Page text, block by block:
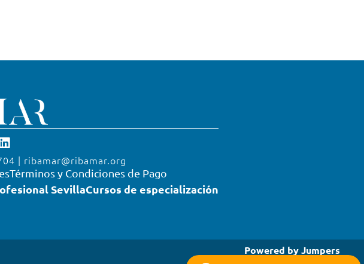
| ribamar@ribamar.org
Términos y Condiciones de Pago
SevillaCursos de especialización
Powered byJumpers